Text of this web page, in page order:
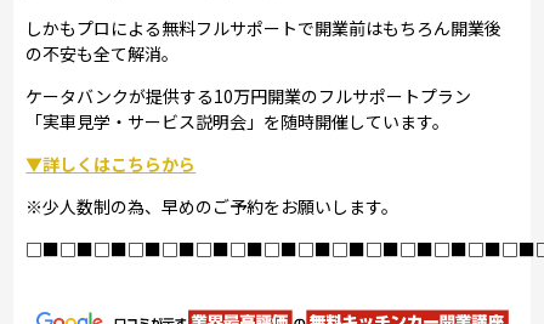
しかもプロによる無料フルサポートで開業前はもちろん開業後
の不安も全て解消。
ケータバンクが提供する10万円開業のフルサポートプラン
「実車見学・サービス説明会」を随時開催しています。
▼詳しくはこちらから
※少人数制の為、早めのご予約をお願いします。